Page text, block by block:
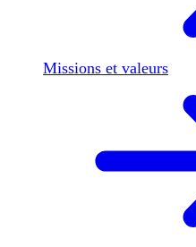
Missions et valeurs